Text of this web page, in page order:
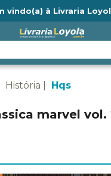
vindo(a) à Livraria
História Hqs
marvel vol.